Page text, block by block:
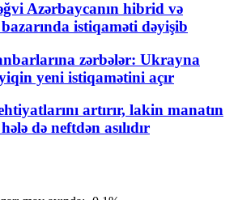
Azərbaycanın hibrid və
istiqaməti dəyişib
zərbələr: Ukrayna
yeni istiqamətini açır
artırır, lakin manatın
də neftdən asılıdır